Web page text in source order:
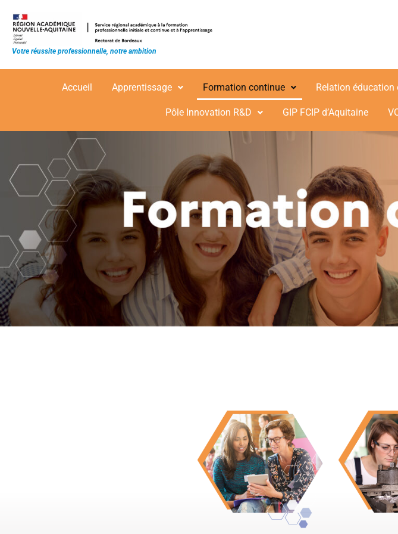
Votre réussite professionnelle, notre ambition
Accueil Apprentissage Formation continue Relation éducation
Pôle Innovation R&D GIP FCIP d’Aquitaine